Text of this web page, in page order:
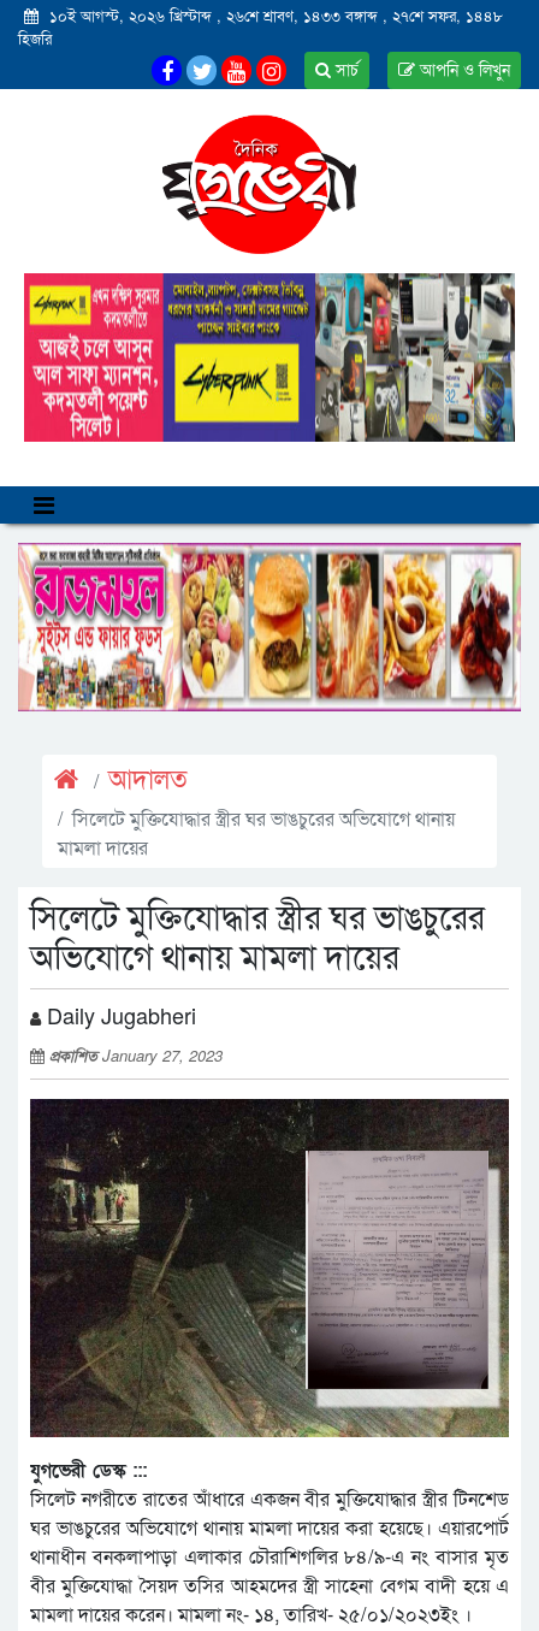
১০ই আগস্ট, ২০২৬ খ্রিস্টাব্দ , ২৬শে শ্রাবণ, ১৪৩৩ বঙ্গাব্দ , ২৭শে সফর, ১৪৪৮
হিজরি
আপনি ও লিখুন
সার্চ
আদালত
সিলেটে মুক্তিযোদ্ধার স্ত্রীর ঘর ভাঙচুরের অভিযোগে থানায়
মামলা দায়ের
সিলেটে মুক্তিযোদ্ধার স্ত্রীর ঘর ভাঙচুরের
অভিযোগে থানায় মামলা দায়ের
Daily Jugabheri
প্রকাশিতJanuary 27, 2023
যুগভেরী ডেস্ক :::
সিলেট নগরীতে রাতের আঁধারে একজন বীর মুক্তিযোদ্ধার স্ত্রীর টিনশেড
ঘর ভাঙচুরের অভিযোগে থানায় মামলা দায়ের করা হয়েছে। এয়ারপোর্ট
থানাধীন বনকলাপাড়া এলাকার চৌরাশিগলির ৮৪/৯-এ নং বাসার মৃত
বীর মুক্তিযোদ্ধা সৈয়দ তসির আহমদের স্ত্রী সাহেনা বেগম বাদী হয়ে এ
মামলা দায়ের করেন। মামলা নং- ১৪, তারিখ- ২৫/০১/২০২৩ইং ।